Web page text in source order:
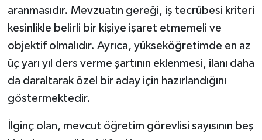
aranmasıdır. Mevzuatın gereği, iş tecrübesi kriteri
kesinlikle belirli bir kişiye işaret etmemeli ve
objektif olmalıdır. Ayrıca, yükseköğretimde en az
üç yarı yıl ders verme şartının eklenmesi, ilanı daha
da daraltarak özel bir aday için hazırlandığını
göstermektedir.
İlginç olan, mevcut öğretim görevlisi sayısının beş